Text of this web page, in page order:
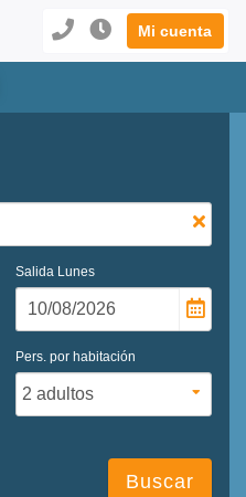
Mi cuenta
Salida Lunes
Pers. por habitación
Buscar